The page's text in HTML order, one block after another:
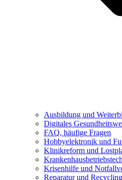
Ausbildung und
Digitales
FAQ, häufige Fragen
Hobbyelektronik und
Klinikreform und
Krisenhilfe und
Reparatur und Recycling